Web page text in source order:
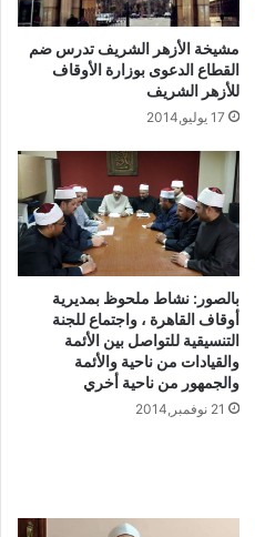
مشيخة الأزهر الشريف تدرس ضم
القطاع الدعوى بوزارة الأوقاف
للأزهر الشريف
17 يوليو,2014
بالصور: نشاط ملحوظ بمديرية
أوقاف القاهرة ، واجتماع للجنة
التنسيقية للتواصل بين الأئمة
والقيادات من ناحية والأئمة
والجمهور من ناحية أخري
21 نوفمبر,2014